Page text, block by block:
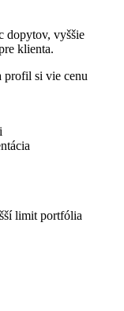
dopytov, vyššie
klienta.
profil si vie cenu
limit portfólia